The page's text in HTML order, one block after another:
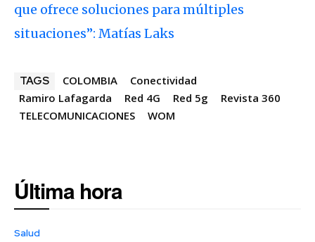
que ofrece soluciones para múltiples
situaciones”: Matías Laks
TAGS COLOMBIA
Conectividad
Ramiro Lafagarda
Red 4G Red 5g
Revista 360
TELECOMUNICACIONES
WOM
Última hora
Salud